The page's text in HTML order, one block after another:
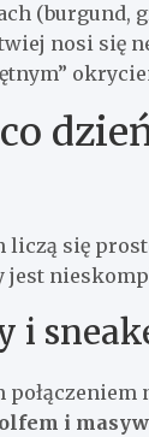
(burgund,
nosi się
liczą się
jest
i
i